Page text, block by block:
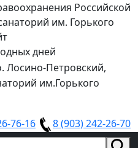
Российской
им. Горького
дней
Лосино-Петровский,
им.Горького
76-16
8 (903) 242-26-70